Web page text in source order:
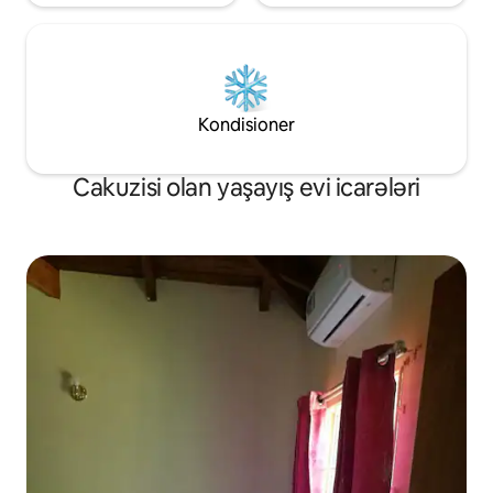
Kondisioner
Cakuzisi olan yaşayış evi icarələri